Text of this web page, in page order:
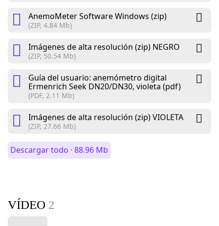
AnemoMeter Software Windows (zip)
(ZIP, 4.84 Mb)
Imágenes de alta resolución (zip) NEGRO
(ZIP, 50.54 Mb)
Guía del usuario: anemómetro digital
Ermenrich Seek DN20/DN30, violeta (pdf)
(PDF, 2.11 Mb)
Imágenes de alta resolución (zip) VIOLETA
(ZIP, 27.66 Mb)
Descargar todo · 88.96 Mb
VÍDEO 2